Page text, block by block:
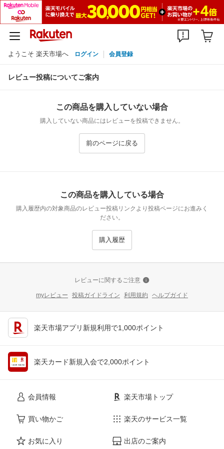
ようこそ 楽天市場へ ログイン 会員登録
レビュー投稿についてご案内
この商品を購入していない場合
購入していない商品にはレビューを投稿できません。
前のページに戻る
この商品を購入している場合
購入履歴内の対象商品のレビュー投稿リンクより投稿ページにお進みく
ださい。
購入履歴
レビューに関するご注意
myレビュー 投稿ガイドライン 利用規約 ヘルプガイド
楽天市場アプリ新規利用で1,000ポイント
楽天カード新規入会で2,000ポイント
会員情報
買い物かご
お気に入り
楽天市場トップ
楽天のサービス一覧
出店のご案内